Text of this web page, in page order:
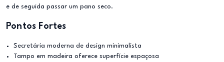
e de seguida passar um pano seco.
Pontos Fortes
Secretária moderna de design minimalista
Tampo em madeira oferece superfície espaçosa